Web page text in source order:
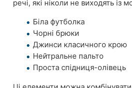
речі, які ніколи не виходять із
Біла футболка
Чорні брюки
Джинси класичного крою
Нейтральне пальто
Проста спідниця-олівець